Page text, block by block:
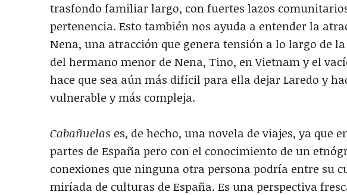
trasfondo familiar largo, con fuertes lazos
pertenencia. Esto también nos ayuda a entender la
Nena, una atracción que genera tensión a lo largo de
del hermano menor de Nena, Tino, en Vietnam y el
hace que sea aún más difícil para ella dejar Laredo y
vulnerable y más compleja.
Cabañuelas es, de hecho, una novela de viajes, ya que
partes de España pero con el conocimiento de un
conexiones que ninguna otra persona podría entre su
miríada de culturas de España. Es una perspectiva